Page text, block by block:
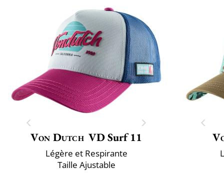
Von Dutch VD Surf 11
Légère et Respirante
Taille Ajustable